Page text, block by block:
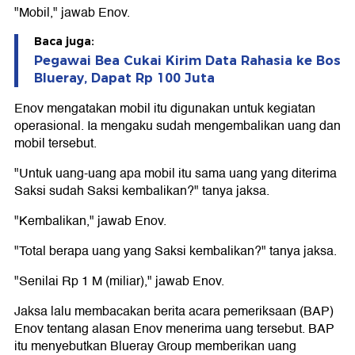
"Mobil," jawab Enov.
Baca juga:
Pegawai Bea Cukai Kirim Data Rahasia ke Bos
Blueray, Dapat Rp 100 Juta
Enov mengatakan mobil itu digunakan untuk kegiatan
operasional. Ia mengaku sudah mengembalikan uang dan
mobil tersebut.
"Untuk uang-uang apa mobil itu sama uang yang diterima
Saksi sudah Saksi kembalikan?" tanya jaksa.
"Kembalikan," jawab Enov.
"Total berapa uang yang Saksi kembalikan?" tanya jaksa.
"Senilai Rp 1 M (miliar)," jawab Enov.
Jaksa lalu membacakan berita acara pemeriksaan (BAP)
Enov tentang alasan Enov menerima uang tersebut. BAP
itu menyebutkan Blueray Group memberikan uang